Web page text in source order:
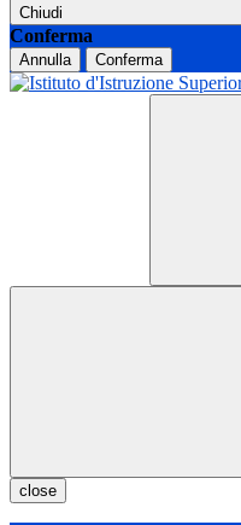
Chiudi
Conferma
Annulla Conferma
close